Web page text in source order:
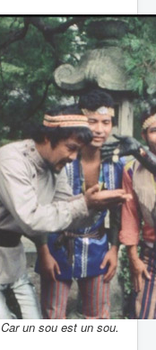
Car un sou est un sou.